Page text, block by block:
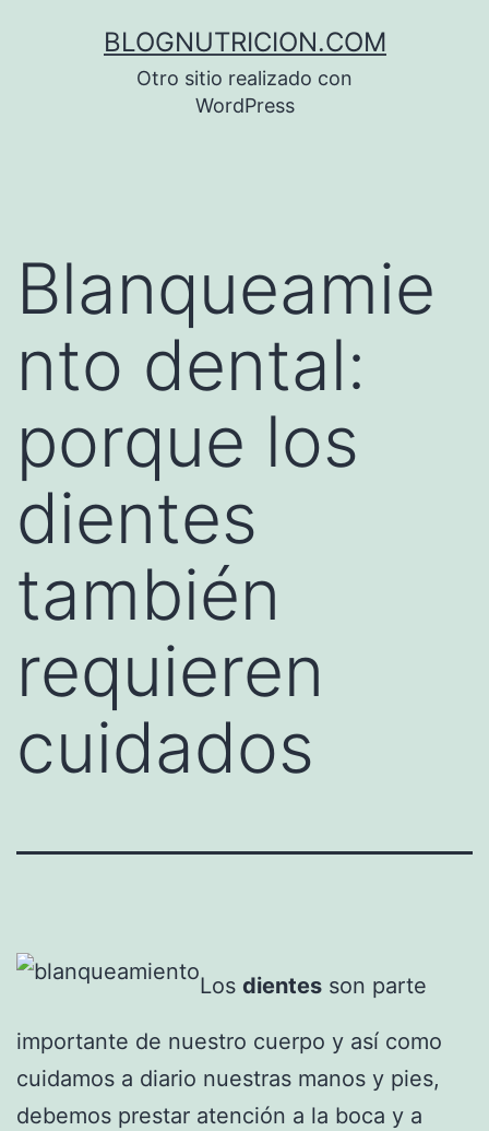
BLOGNUTRICION.COM
Otro sitio realizado con
WordPress
Blanqueamie
nto dental:
porque los
dientes
también
requieren
cuidados
Los dientes son parte
importante de nuestro cuerpo y así como
cuidamos a diario nuestras manos y pies,
debemos prestar atención a la boca y a